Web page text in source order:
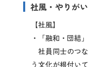
社風・やりがい
【社風】
・「融和・団結
社員同士のつ
う文化が根付いて